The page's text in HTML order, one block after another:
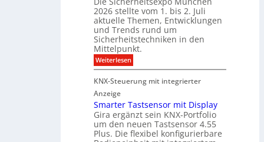
e
r
b
e
i
M
D
c
h
n
f
r
ü
h
e
s
t
e
k
e
n
n
a
b
a
e
ö
f
n
e
t
n
2026 stellte vom 1. bis 2. Juli
aktuelle Themen, Entwicklungen
und Trends rund um
Sicherheitstechniken in den
Mittelpunkt.
Weiterlesen:
S
c
e
r
h
e
i
KNX-Steuerung mit integrierter
Anzeige
Smarter Tastsensor mit Display
Gira ergänzt sein KNX-Portfolio
um den neuen Tastsensor 4.55
Plus. Die flexibel konfigurierbare